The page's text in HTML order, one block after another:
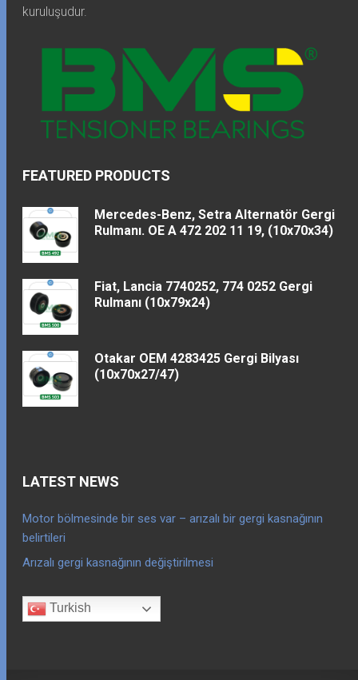
kuruluşudur.
FEATURED PRODUCTS
Mercedes-Benz, Setra Alternatör Gergi
Rulmanı. OE A 472 202 11 19, (10x70x34)
Fiat, Lancia 7740252, 774 0252 Gergi
Rulmanı (10x79x24)
Otakar OEM 4283425 Gergi Bilyası
(10x70x27/47)
LATEST NEWS
Motor bölmesinde bir ses var – arızalı bir gergi kasnağının
belirtileri
Arızalı gergi kasnağının değiştirilmesi
Turkish